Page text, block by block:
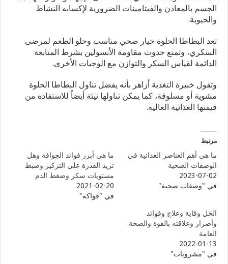
الجسم بالمعادن والفيتامينات الضرورية لإكسابه النشاط
والحيوية.
تعد البطاطا الحلوة خيار صحي مناسب وحلو الطعم لمرضى
السكري، وتمنع حدوث مقاومة الأنسولين بشرط المتابعة
الدائمة لقياس السكر والتوازن مع الوجبات الأخرى.
وتقول خبيرة التغذية أزاهر بأنه يفضل تناول البطاطا الحلوة
مشوية أو مسلوقة، كما يمكن تناولها نيئة أيضاً للاستفادة من
قيمتها الغذائية العالية.
مرتبط
ما هي أهم العناصر الغذائية في
الوصفات الصحية
2023-07-02
في "وصفات صحية"
ما هي أبرز فوائد الجوافة وهل
تزيد القدرة على التركيز وضبط
مستويات سكر وضغط الدم
2021-02-20
في "فواكه"
الخل وقاية وعلاج وفوائد
وأضرار وعلاقته بالقوة والصحة
العامة
2022-01-13
في "مشروبات"